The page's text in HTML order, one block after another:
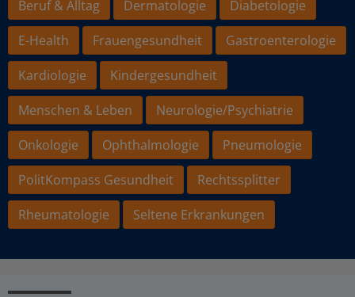
Beruf & Alltag
Dermatologie
Diabetologie
E-Health
Frauengesundheit
Gastroenterologie
Kardiologie
Kindergesundheit
Menschen & Leben
Neurologie/Psychiatrie
Onkologie
Ophthalmologie
Pneumologie
PolitKompass Gesundheit
Rechtssplitter
Rheumatologie
Seltene Erkrankungen